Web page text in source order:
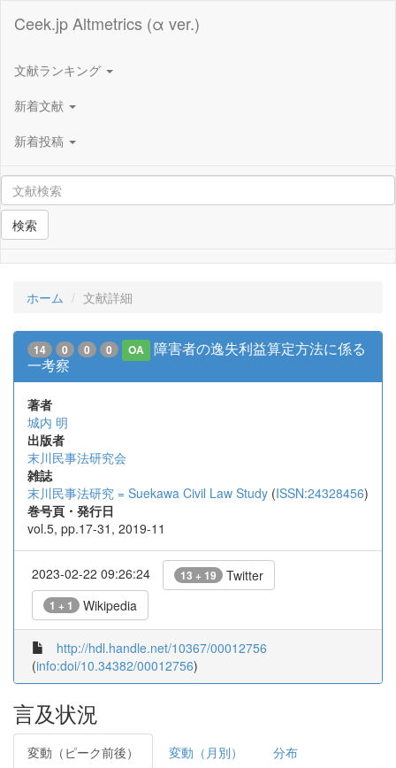
Ceek.jp Altmetrics (α ver.)
文献ランキング
新着文献
新着投稿
検索
ホーム 文献詳細
14 0 0 0 OA
障害者の逸失利益算定方法に係る
一考察
著者
城内 明
出版者
末川民事法研究会
雑誌
末川民事法研究 = Suekawa Civil Law Study (ISSN:24328456)
巻号頁・発行日
vol.5, pp.17-31, 2019-11
2023-02-22 09:26:24 13 + 19 Twitter
1 + 1 Wikipedia
http://hdl.handle.net/10367/00012756
(info:doi/10.34382/00012756)
言及状況
変動（ピーク前後） 変動（月別） 分布